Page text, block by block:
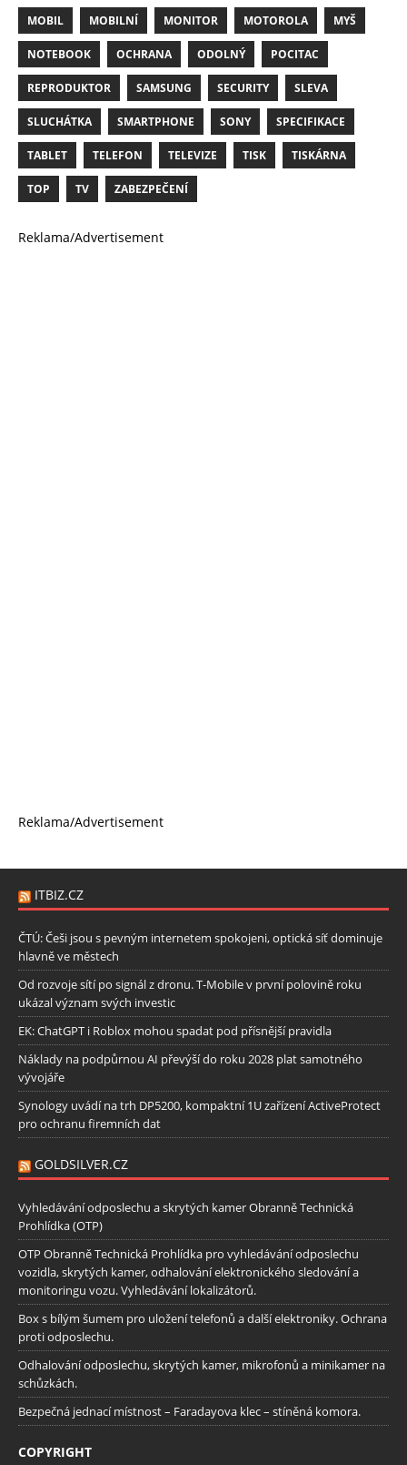
MOBIL MOBILNÍ MONITOR MOTOROLA MYŠ
NOTEBOOK OCHRANA ODOLNÝ POCITAC
REPRODUKTOR SAMSUNG SECURITY SLEVA
SLUCHÁTKA SMARTPHONE SONY SPECIFIKACE
TABLET TELEFON TELEVIZE TISK TISKÁRNA
TOP TV ZABEZPEČENÍ
Reklama/Advertisement
Reklama/Advertisement
ITBIZ.CZ
ČTÚ: Češi jsou s pevným internetem spokojeni, optická síť dominuje
hlavně ve městech
Od rozvoje sítí po signál z dronu. T-Mobile v první polovině roku
ukázal význam svých investic
EK: ChatGPT i Roblox mohou spadat pod přísnější pravidla
Náklady na podpůrnou AI převýší do roku 2028 plat samotného
vývojáře
Synology uvádí na trh DP5200, kompaktní 1U zařízení ActiveProtect
pro ochranu firemních dat
GOLDSILVER.CZ
Vyhledávání odposlechu a skrytých kamer Obranně Technická
Prohlídka (OTP)
OTP Obranně Technická Prohlídka pro vyhledávání odposlechu
vozidla, skrytých kamer, odhalování elektronického sledování a
monitoringu vozu. Vyhledávání lokalizátorů.
Box s bílým šumem pro uložení telefonů a další elektroniky. Ochrana
proti odposlechu.
Odhalování odposlechu, skrytých kamer, mikrofonů a minikamer na
schůzkách.
Bezpečná jednací místnost – Faradayova klec – stíněná komora.
COPYRIGHT